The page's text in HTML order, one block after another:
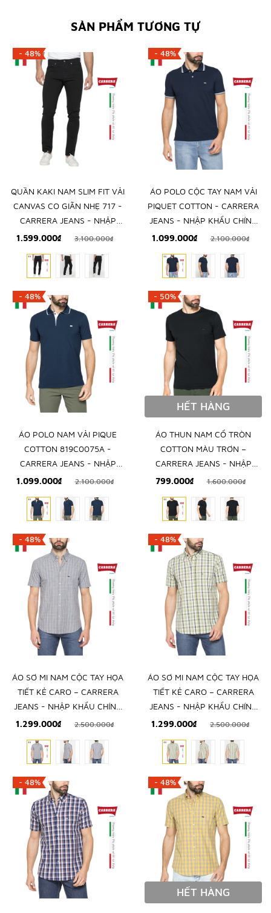
SẢN PHẨM TƯƠNG TỰ
- 48%
QUẦN KAKI NAM SLIM FIT VẢI
CANVAS CO GIÃN NHẸ 717 -
CARRERA JEANS - NHẬP
KHẨU CHÍNH NGẠCH TỪ Ý
1.599.000₫ 3.100.000₫
- 48%
ÁO POLO CỘC TAY NAM VẢI
PIQUET COTTON - CARRERA
JEANS - NHẬP KHẨU CHÍNH
NGẠCH TỪ ITALIA
1.099.000₫ 2.100.000₫
- 48%
ÁO POLO NAM VẢI PIQUE
COTTON 819C0075A -
CARRERA JEANS - NHẬP
KHẨU CHÍNH NGẠCH TỪ
1.099.000₫ 2.100.000₫
- 50%
HẾT HÀNG
ÁO THUN NAM CỔ TRÒN
COTTON MÀU TRƠN –
CARRERA JEANS - NHẬP
KHẨU CHÍNH HÃNG TỪ Ý
799.000₫ 1.600.000₫
- 48%
ÁO SƠ MI NAM CỘC TAY HỌA
TIẾT KẺ CARO – CARRERA
JEANS - NHẬP KHẨU CHÍNH
NGẠCH TỪ Ý
1.299.000₫ 2.500.000₫
- 48%
ÁO SƠ MI NAM CỘC TAY HỌA
TIẾT KẺ CARO – CARRERA
JEANS - NHẬP KHẨU CHÍNH
NGẠCH TỪ Ý
1.299.000₫ 2.500.000₫
- 48% - 48%
HẾT HÀNG